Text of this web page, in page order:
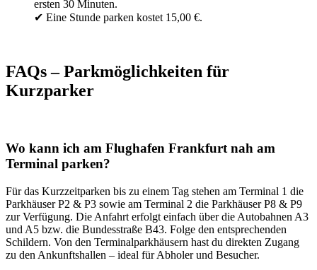
ersten 30 Minuten.
✔ Eine Stunde parken kostet 15,00 €.
FAQs – Parkmöglichkeiten für
Kurzparker
Wo kann ich am Flughafen Frankfurt nah am
Terminal parken?
Für das Kurzzeitparken bis zu einem Tag stehen am Terminal 1 die
Parkhäuser P2 & P3 sowie am Terminal 2 die Parkhäuser P8 & P9
zur Verfügung. Die Anfahrt erfolgt einfach über die Autobahnen A3
und A5 bzw. die Bundesstraße B43. Folge den entsprechenden
Schildern. Von den Terminalparkhäusern hast du direkten Zugang
zu den Ankunftshallen – ideal für Abholer und Besucher.